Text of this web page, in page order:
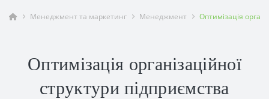
Менеджмент та маркетинг Менеджмент Оптимізація
Оптимізація організаційної
структури підприємства